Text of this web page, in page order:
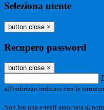
Seleziona utente
button close ×
Recupero password
button close ×
all'indirizzo indicato con le
Non hai una e-mail associata al